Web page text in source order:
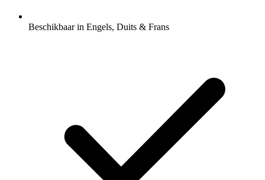
Beschikbaar in Engels, Duits & Frans